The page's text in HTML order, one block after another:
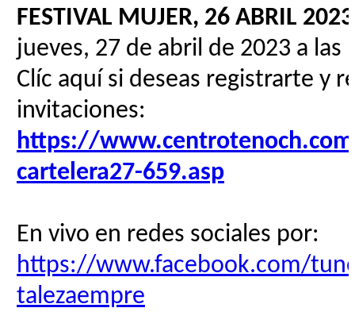
FESTIVAL MUJER, 26 ABRIL 2023
jueves, 27 de abril de 2023 a las
Clíc aquí si deseas registrarte y
invitaciones:
https://
cartelera27-659.asp
En vivo en redes sociales por:
https://www.facebook.com/
talezaempre